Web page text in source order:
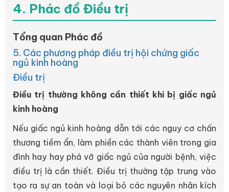
4. Phác đồ Điều trị
Tổng quan Phác đồ
5. Các phương pháp điều trị hội chứng giấc
ngủ kinh hoàng
Điều trị
Điều trị thường không cần thiết khi bị giấc ngủ
kinh hoàng
Nếu giấc ngủ kinh hoàng dẫn tới các nguy cơ chấn
thương tiềm ẩn, làm phiền các thành viên trong gia
đình hay hay phá vỡ giấc ngủ của người bệnh, việc
điều trị là cần thiết. Điều trị thường tập trung vào
tạo ra sự an toàn và loại bỏ các nguyên nhân kích